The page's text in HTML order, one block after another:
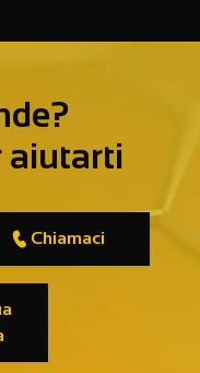
aiutarti
Chiamaci